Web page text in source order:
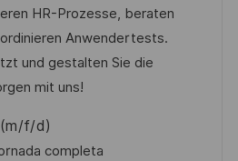
HR-Prozesse, beraten
Anwendertests.
und gestalten Sie die
mit uns!
f/d)
completa